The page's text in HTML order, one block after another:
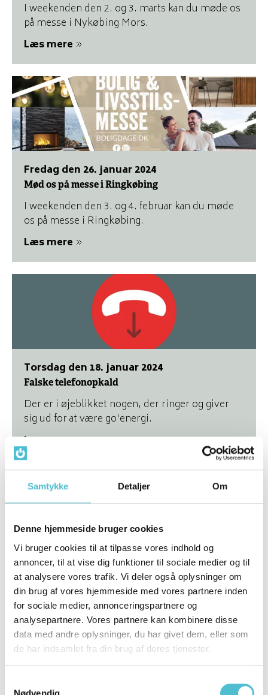
Samtykke Detaljer Om
Denne hjemmeside bruger cookies
Vi bruger cookies til at tilpasse vores indhold og
annoncer, til at vise dig funktioner til sociale medier og til
at analysere vores trafik. Vi deler også oplysninger om
din brug af vores hjemmeside med vores partnere inden
for sociale medier, annonceringspartnere og
analysepartnere. Vores partnere kan kombinere disse
data med andre oplysninger, du har givet dem, eller som
de har indsamlet fra din brug af deres tjenester.
I weekenden den 2. og 3. marts kan du møde os
på messe i Nykøbing Mors.
Læs mere
fredag den 26. januar 2024
Mød os på messe i Ringkøbing
I weekenden den 3. og 4. februar kan du møde
os på messe i Ringkøbing.
Læs mere
torsdag den 18. januar 2024
Falske telefonopkald
Der er i øjeblikket nogen, der ringer og giver
sig ud for at være go'energi.
Læs mere
torsdag den 11. januar 2024
Prisgrafen er blevet opdateret
Hvis du gerne vil følge med i din nøjagtige
elpris på go'energis prisgraf, er det nu muligt,
uanset hvor du bor i landet. Grafen er nemlig
blevet opdateret, så du både kan se DK1- og